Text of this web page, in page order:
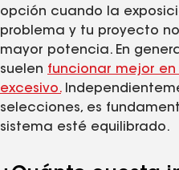
opción cuando la
problema y tu proyecto
mayor potencia. En
suelen funcionar mejor
excesivo.
selecciones, es
sistema esté equilibrado.